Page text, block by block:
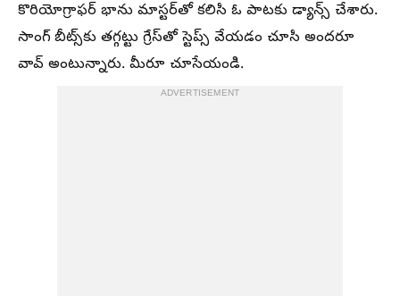
కొరియోగ్రాఫర్ భాను మాస్టర్‌తో కలిసి ఓ పాటకు డ్యాన్స్ చేశారు.
సాంగ్‌ బీట్స్‌కు తగ్గట్టు గ్రేస్‌తో స్టెప్స్ వేయడం చూసి అందరూ
వావ్‌ అంటున్నారు. మీరూ చూసేయండి.
ADVERTISEMENT